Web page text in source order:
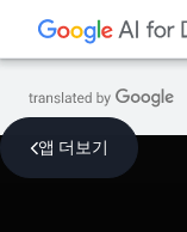
앱 더보기